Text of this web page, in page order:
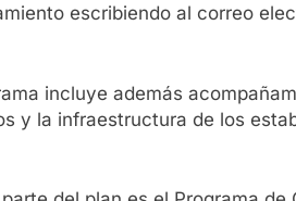
escribiendo al correo
incluye además
y la infraestructura de los